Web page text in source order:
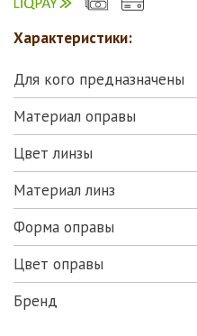
Характеристики:
Для кого предназначены
Материал оправы
Цвет линзы
Материал линз
Форма оправы
Цвет оправы
Бренд